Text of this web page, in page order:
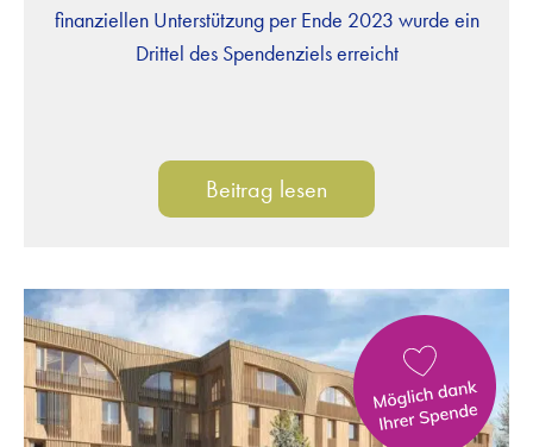
finanziellen Unterstützung per Ende 2023 wurde ein
Drittel des Spendenziels erreicht
Beitrag lesen